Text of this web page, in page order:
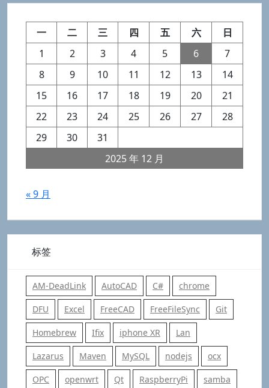
2025 年 12 月
一 二 三 四 五 六
日
1
2 3 4 5 6
7
8
9 10 11 12 13
14
15
16 17 18 19 20
21
22
23 24 25 26 27
28
29
30 31
« 9 月
标签
AM-DeadLink AutoCAD C# chrome
DFU Excel FreeCAD FreeFileSync Git
Homebrew Ifix iphone XR Lan
Lazarus Maven MySQL nodejs ocx
OPC openwrt Qt RaspberryPi samba